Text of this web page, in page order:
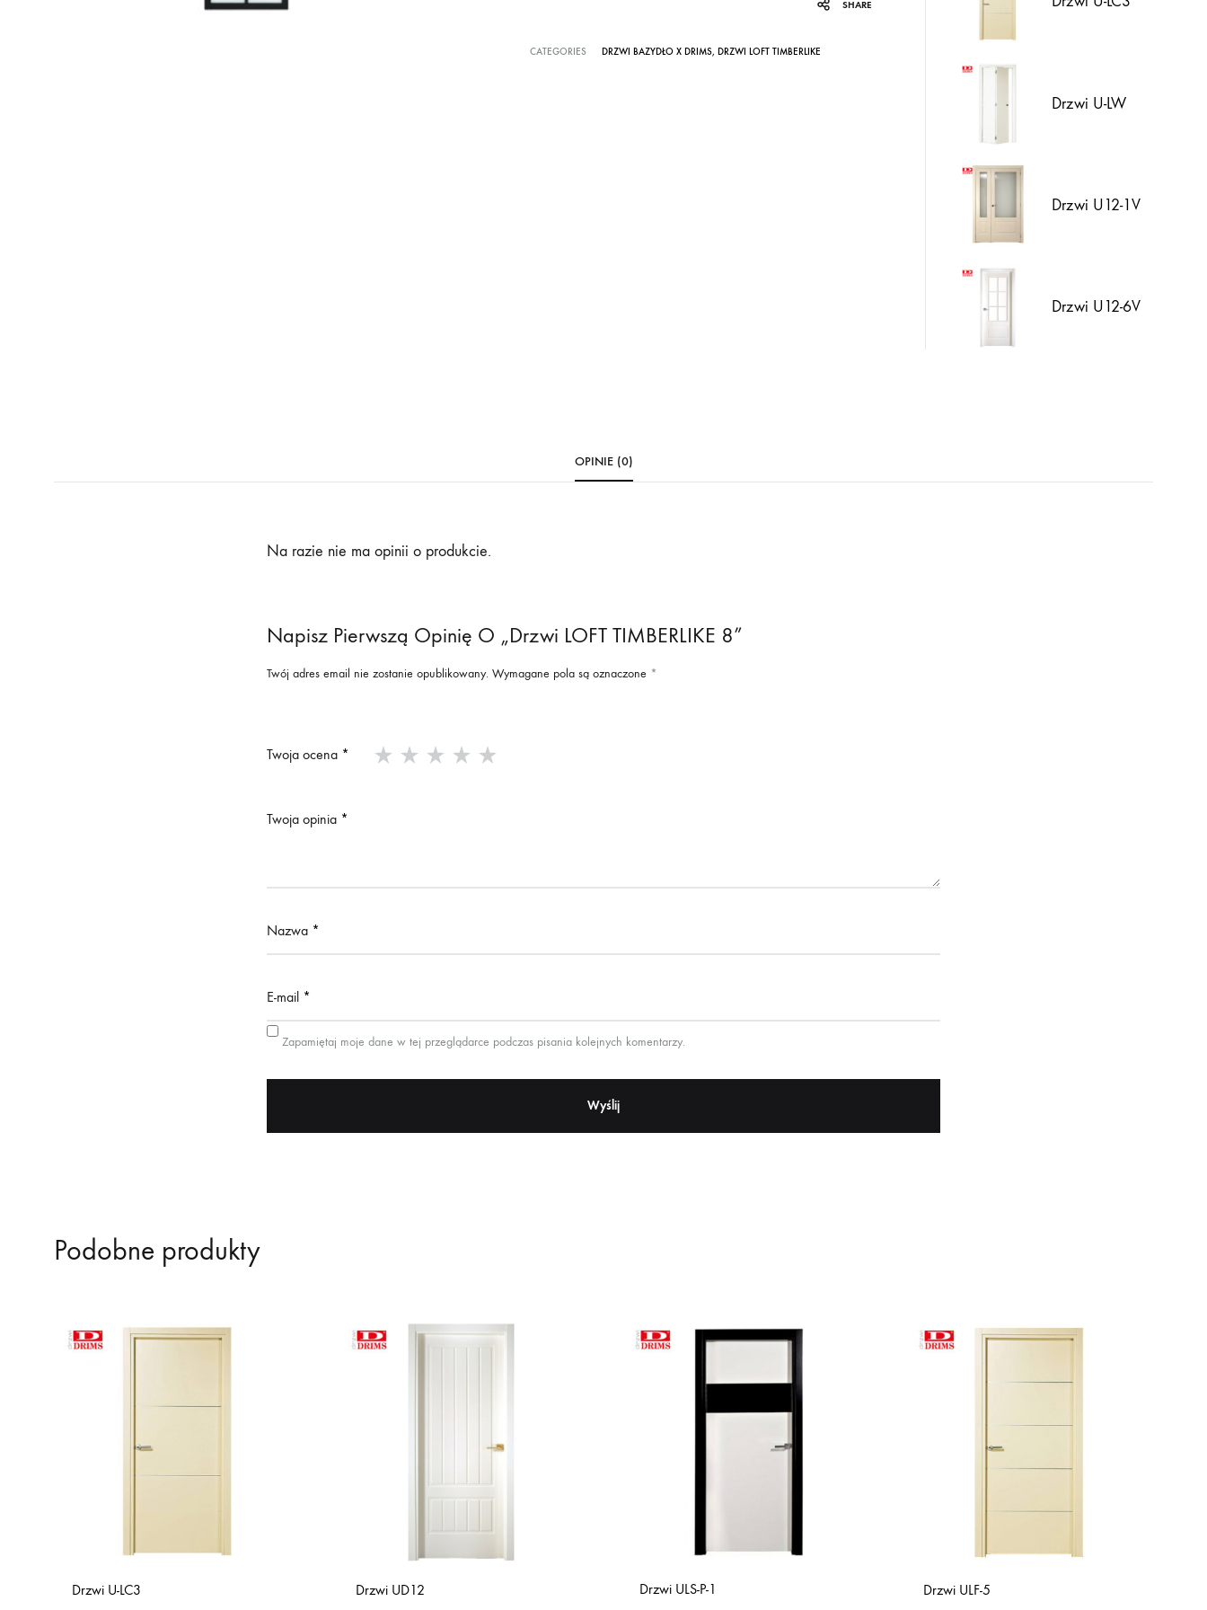
SHARE
CATEGORIES DRZWI BAZYDŁO X DRIMS, DRZWI LOFT TIMBERLIKE
Drzwi U-LW
Drzwi U12-1V
Drzwi U12-6V
OPINIE (0)
Na razie nie ma opinii o produkcie.
Napisz Pierwszą Opinię O „Drzwi LOFT TIMBERLIKE 8”
Twój adres email nie zostanie opublikowany. Wymagane pola są oznaczone *
Twoja ocena *
Twoja opinia *
Nazwa *
E-mail *
Zapamiętaj moje dane w tej przeglądarce podczas pisania kolejnych komentarzy.
Podobne produkty
Drzwi U-LC3 Drzwi UD12 Drzwi ULS-P-1 Drzwi ULF-5